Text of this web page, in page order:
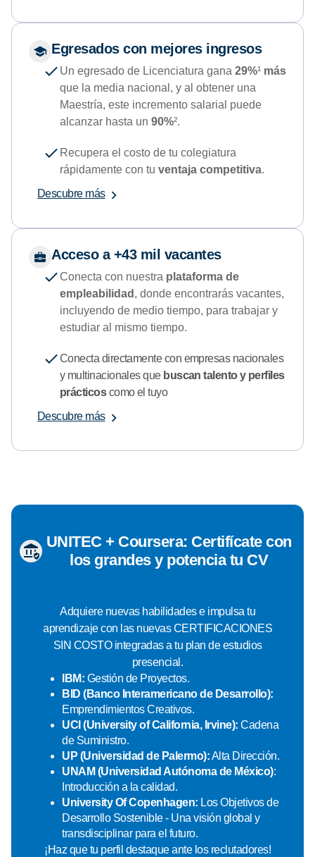
Egresados con mejores ingresos
Un egresado de Licenciatura gana 29%¹ más
que la media nacional, y al obtener una
Maestría, este incremento salarial puede
alcanzar hasta un 90%².
Recupera el costo de tu colegiatura
rápidamente con tu ventaja competitiva.
Descubre más
Acceso a +43 mil vacantes
Conecta con nuestra plataforma de
empleabilidad , donde encontrarás vacantes,
incluyendo de medio tiempo, para trabajar y
estudiar al mismo tiempo.
Conecta directamente con empresas nacionales
y multinacionales que buscan talento y perfiles
prácticoscomo el tuyo
Descubre más
UNITEC + Coursera: Certifícate con
los grandes y potencia tu CV
Adquiere nuevas habilidades e impulsa tu
aprendizaje con las nuevas CERTIFICACIONES
SIN COSTO integradas a tu plan de estudios
presencial.
IBM: Gestión de Proyectos.
BID (Banco Interamericano de Desarrollo):
Emprendimientos Creativos.
UCI (University of California, Irvine): Cadena
de Suministro.
UP (Universidad de Palermo):Alta Dirección.
UNAM (Universidad Autónoma de México):
Introducción a la calidad.
University Of Copenhagen: Los Objetivos de
Desarrollo Sostenible - Una visión global y
transdisciplinar para el futuro.
¡Haz que tu perfil destaque ante los reclutadores!